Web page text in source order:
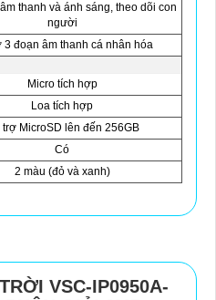
thanh và ánh sáng, theo dõi con
người
3 đoạn âm thanh cá nhân hóa
Micro tích hợp
Loa tích hợp
trợ MicroSD lên đến 256GB
Có
2 màu (đỏ và xanh)
VSC-IP0950A-